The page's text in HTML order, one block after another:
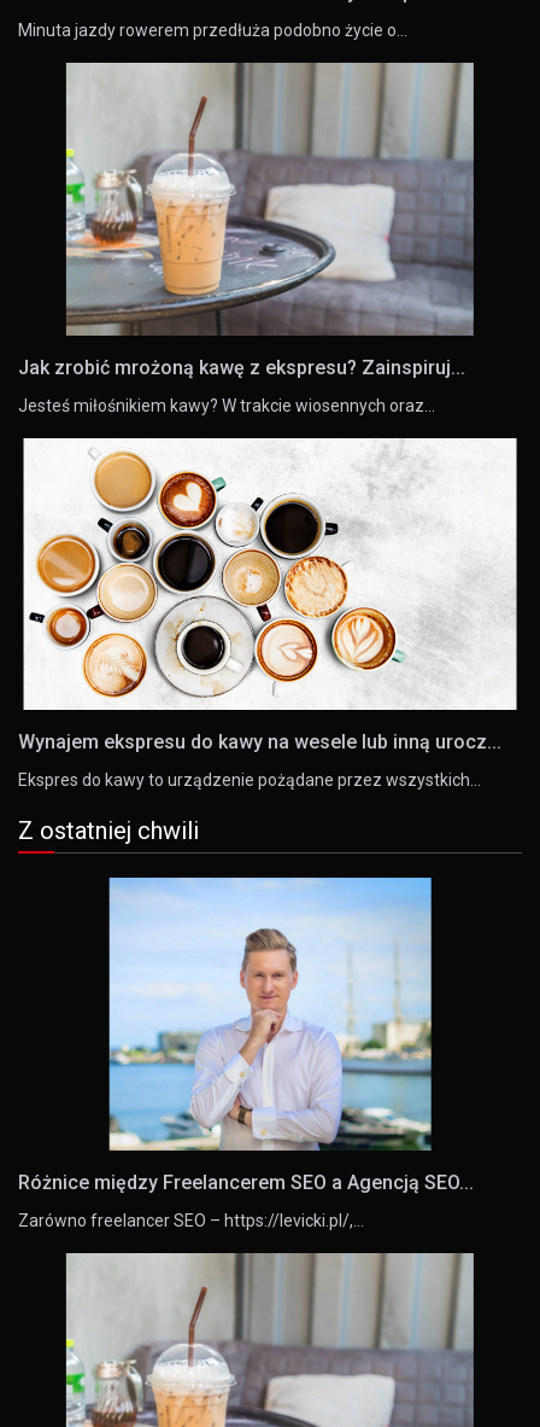
Minuta jazdy rowerem przedłuża podobno życie o…
Jak zrobić mrożoną kawę z ekspresu? Zainspiruj...
Jesteś miłośnikiem kawy? W trakcie wiosennych oraz…
Wynajem ekspresu do kawy na wesele lub inną urocz...
Ekspres do kawy to urządzenie pożądane przez wszystkich…
Z ostatniej chwili
Różnice między Freelancerem SEO a Agencją SEO...
Zarówno freelancer SEO – https://levicki.pl/,…